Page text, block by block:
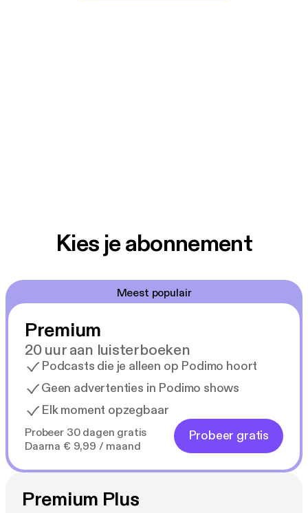
Kies je abonnement
Meest populair
Premium
20 uur aan luisterboeken
Podcasts die je alleen op Podimo hoort
Geen advertenties in Podimo shows
Elk moment opzegbaar
Probeer 30 dagen gratis
Daarna € 9,99 / maand
Probeer gratis
Premium Plus